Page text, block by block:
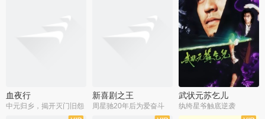
血夜行
中元归乡，揭开灭门旧怨
新喜剧之王
周星驰20年后为爱奋斗
武状元苏乞儿
纨绔星爷触底逆袭